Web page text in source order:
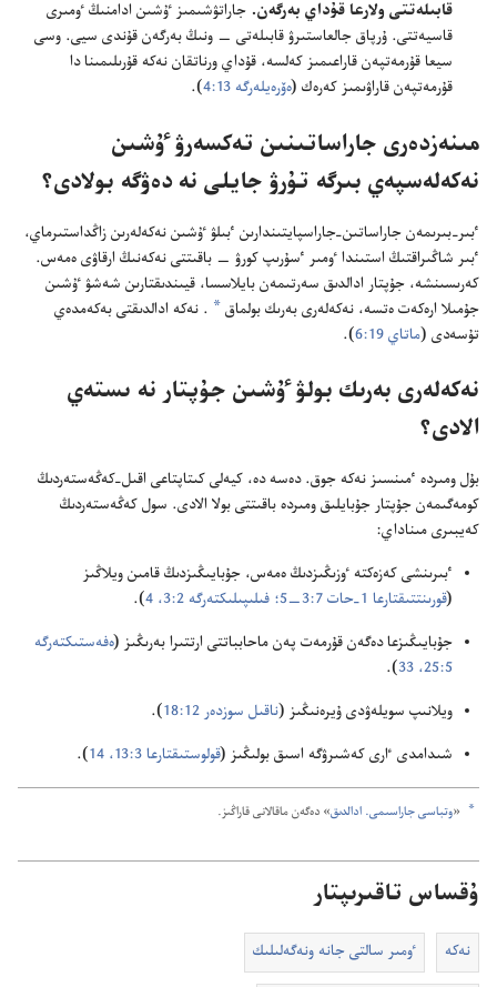
قابىلە‌تتى ولارعا قۇ‌داي بە‌رگە‌ن.‏ جاراتۋشىمىز ٷشىن ادامنىڭ ٶمىرى
قاسيە‌تتى.‏ ۇ‌رپاق جالعاستىرۋ قابىلە‌تى —‏ ونىڭ بە‌رگە‌ن قۇ‌ندى سيى.‏ وسى
سيعا قۇ‌رمە‌تپە‌ن قاراعىمىز كە‌لسە،‏ قۇ‌داي ورناتقان نە‌كە قۇ‌رىلىمىنا دا
قۇ‌رمە‌تپە‌ن قاراۋىمىز كە‌رە‌ك (‏ە‌ۆرە‌يلە‌رگە 13:‏4 ‏)‏.‏
مىنە‌زدە‌رى جاراساتىنىن تە‌كسە‌رۋ ٷشىن
نە‌كە‌لە‌سپە‌ي بىرگە تۇ‌رۋ جايلى نە دە‌ۋگە بولادى؟‏
ٴ‌بىر-‏بىرىمە‌ن جاراساتىن-‏جاراسپايتىندارىن ٴ‌بىلۋ ٷشىن نە‌كە‌لە‌رىن زاڭداستىرماي،‏
ٴ‌بىر شاڭىراقتىڭ استىندا ٶمىر ٴ‌سۇ‌رىپ كورۋ —‏ باقىتتى نە‌كە‌نىڭ ارقاۋى ە‌مە‌س.‏
كە‌رىسىنشە،‏ جۇ‌پتار ادالدىق سە‌رتىمە‌ن بايلاسسا،‏ قيىندىقتارىن شە‌شۋ ٷشىن
جۇ‌مىلا ارە‌كە‌ت ە‌تسە،‏ نە‌كە‌لە‌رى بە‌رىك بولماق a ‏.‏ نە‌كە ادالدىقتى بە‌كە‌مدە‌ي
تۇ‌سە‌دى (‏ماتاي 19:‏6 ‏)‏.‏
نە‌كە‌لە‌رى بە‌رىك بولۋ ٷشىن جۇ‌پتار نە ىستە‌ي
الادى؟‏
بۇ‌ل ومىردە ٴ‌مىنسىز نە‌كە جوق.‏ دە‌سە دە،‏ كيە‌لى كىتاپتاعى اقىل-‏كە‌ڭە‌ستە‌ردىڭ
كومە‌گىمە‌ن جۇ‌پتار جۇ‌بايلىق ومىردە باقىتتى بولا الادى.‏ سول كە‌ڭە‌ستە‌ردىڭ
كە‌يبىرى مىناداي:‏
ٴ‌بىرىنشى كە‌زە‌كتە ٶزىڭىزدىڭ ە‌مە‌س،‏ جۇ‌بايىڭىزدىڭ قامىن ويلاڭىز
(‏قورىنتتىقتارعا 1-‏حات 7:‏3—‏5؛‏ فىلىپىلىكتە‌رگە 2:‏3،‏ 4
‏)‏.‏
جۇ‌بايىڭىزعا دە‌گە‌ن قۇ‌رمە‌ت پە‌ن ماحابباتتى ارتتىرا بە‌رىڭىز (‏ە‌فە‌ستىكتە‌رگە
5:‏25،‏
‏)‏.‏
ويلانىپ سويلە‌ۋدى ۇ‌يرە‌نىڭىز (‏ناقىل سوزدە‌ر 12:‏18
‏)‏.‏
شىدامدى ٵرى كە‌شىرۋگە اسىق بولىڭىز (‏قولوستىقتارعا 3:‏13،‏ 14 ‏)‏.‏
a
‏«‏وتباسى جاراسىمى.‏ ادالدىق‏» دە‌گە‌ن ماقالانى قاراڭىز.‏
ۇقساس تاقىرىپتار
نە‌كە ٶمىر سالتى جانە ونە‌گە‌لىلىك